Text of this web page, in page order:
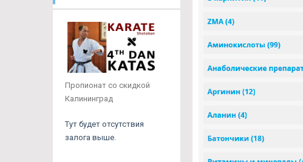
Пропионат со скидкой
Калининград
Тут будет отсутствия
залога выше.